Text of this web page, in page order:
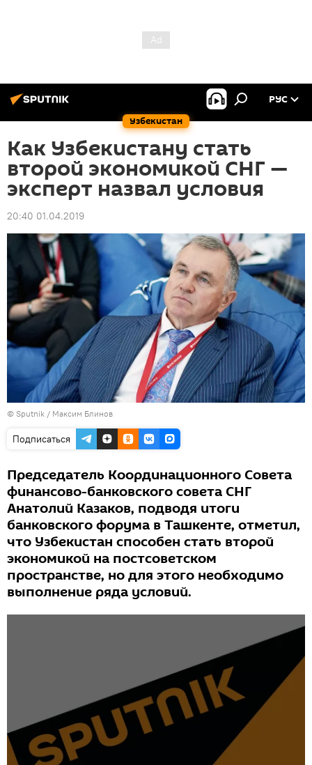
Узбекистан
РУС
Как Узбекистану стать
второй экономикой СНГ —
эксперт назвал условия
20:40 01.04.2019
© Sputnik / Максим Блинов
Подписаться
Председатель Координационного Совета
финансово-банковского совета СНГ
Анатолий Казаков, подводя итоги
банковского форума в Ташкенте, отметил,
что Узбекистан способен стать второй
экономикой на постсоветском
пространстве, но для этого необходимо
выполнение ряда условий.